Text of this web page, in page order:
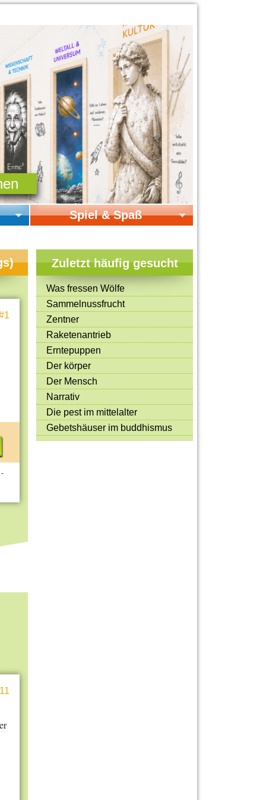
Spiel & Spaß
Online-Spiele
Mitmachen & Kreatives
Bücher & Filme
Quiz-Spiele
Spiele & Ideen
Jugendreporter
Rezeptideen
Game-Tests
Reisen, Events & Sport
E-Cards
-
Zuletzt häufig gesucht
Was fressen Wölfe
Sammelnussfrucht
Zentner
Raketenantrieb
Erntepuppen
Der körper
Der Mensch
Narrativ
Die pest im mittelalter
Gebetshäuser im buddhismus